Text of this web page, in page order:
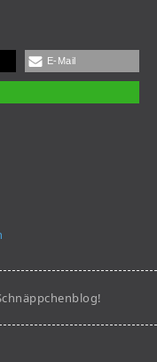
E-Mail